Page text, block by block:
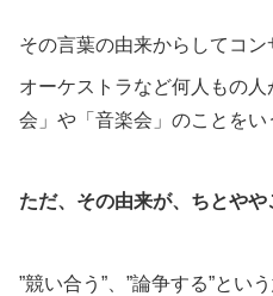
その言葉の由来からしてコン
オーケストラなど何人もの
会」や「音楽会」のことをい
ただ、その由来が、ちとやや
”競い合う”、”論争する”とい